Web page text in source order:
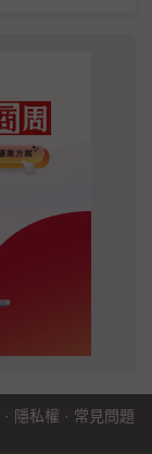
· 隱私權 · 常見問題